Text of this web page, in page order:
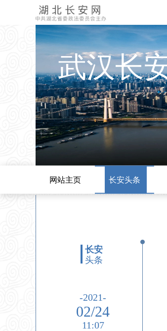
武汉长
网站主页 长安头条
长安
头条
-2021-
02/24
11:07